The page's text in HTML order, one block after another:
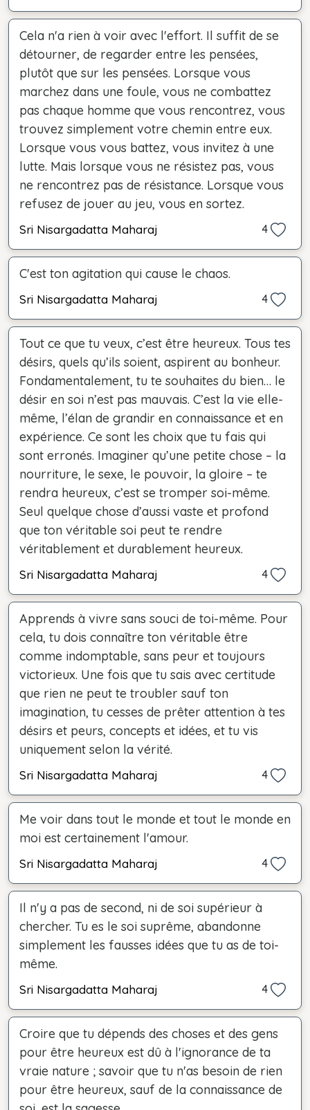
Cela n'a rien à voir avec l'effort. Il suffit de se
détourner, de regarder entre les pensées,
plutôt que sur les pensées. Lorsque vous
marchez dans une foule, vous ne combattez
pas chaque homme que vous rencontrez, vous
trouvez simplement votre chemin entre eux.
Lorsque vous vous battez, vous invitez à une
lutte. Mais lorsque vous ne résistez pas, vous
ne rencontrez pas de résistance. Lorsque vous
refusez de jouer au jeu, vous en sortez.
Sri Nisargadatta Maharaj 4
C'est ton agitation qui cause le chaos.
Sri Nisargadatta Maharaj 4
Tout ce que tu veux, c’est être heureux. Tous tes
désirs, quels qu’ils soient, aspirent au bonheur.
Fondamentalement, tu te souhaites du bien… le
désir en soi n’est pas mauvais. C’est la vie elle-
même, l’élan de grandir en connaissance et en
expérience. Ce sont les choix que tu fais qui
sont erronés. Imaginer qu’une petite chose – la
nourriture, le sexe, le pouvoir, la gloire – te
rendra heureux, c’est se tromper soi-même.
Seul quelque chose d’aussi vaste et profond
que ton véritable soi peut te rendre
véritablement et durablement heureux.
Sri Nisargadatta Maharaj 4
Apprends à vivre sans souci de toi-même. Pour
cela, tu dois connaître ton véritable être
comme indomptable, sans peur et toujours
victorieux. Une fois que tu sais avec certitude
que rien ne peut te troubler sauf ton
imagination, tu cesses de prêter attention à tes
désirs et peurs, concepts et idées, et tu vis
uniquement selon la vérité.
Sri Nisargadatta Maharaj 4
Me voir dans tout le monde et tout le monde en
moi est certainement l'amour.
Sri Nisargadatta Maharaj 4
Il n'y a pas de second, ni de soi supérieur à
chercher. Tu es le soi suprême, abandonne
simplement les fausses idées que tu as de toi-
même.
Sri Nisargadatta Maharaj 4
Croire que tu dépends des choses et des gens
pour être heureux est dû à l'ignorance de ta
vraie nature ; savoir que tu n'as besoin de rien
pour être heureux, sauf de la connaissance de